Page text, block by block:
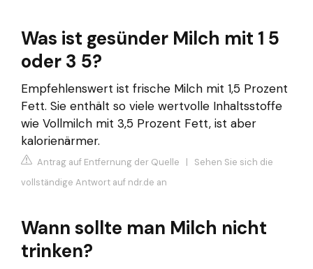
Was ist gesünder Milch mit 1 5
oder 3 5?
Empfehlenswert ist frische Milch mit 1,5 Prozent
Fett. Sie enthält so viele wertvolle Inhaltsstoffe
wie Vollmilch mit 3,5 Prozent Fett, ist aber
kalorienärmer.
Antrag auf Entfernung der Quelle | Sehen Sie sich die
vollständige Antwort auf ndr.de an
Wann sollte man Milch nicht
trinken?